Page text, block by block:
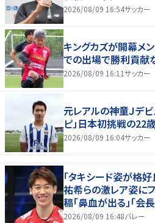
2026/08/09 16:54サッカー
キングカズが開幕メ
での出場で勝利貢献
2026/08/09 16:11サッカー
元レアルの神童Ｊデ
ピ」日本初挑戦の22
2026/08/09 16:04サッカー
「タキシード姿が格
祐希らの激レア姿に
稿「鼻血が出る」「
好いい」
2026/08/09 16:48バレー